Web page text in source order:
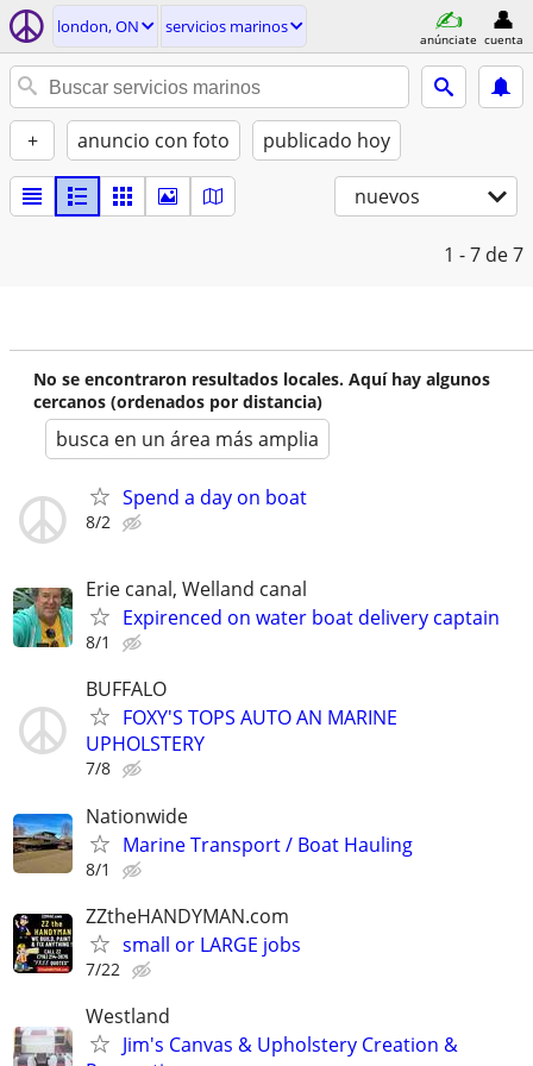
london, ON servicios marinos
anúnciate cuenta
+ anuncio con foto publicado hoy
nuevos
1 - 7 de 7
No se encontraron resultados locales. Aquí hay algunos
cercanos (ordenados por distancia)
busca en un área más amplia
Spend a day on boat
8/2
Erie canal, Welland canal
Expirenced on water boat delivery captain
8/1
BUFFALO
FOXY'S TOPS AUTO AN MARINE
UPHOLSTERY
7/8
Nationwide
Marine Transport / Boat Hauling
8/1
ZZtheHANDYMAN.com
small or LARGE jobs
7/22
Westland
Jim's Canvas & Upholstery Creation &